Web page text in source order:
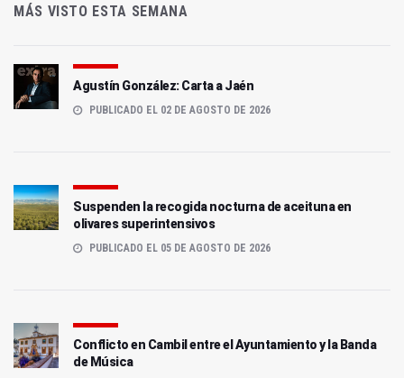
MÁS VISTO ESTA SEMANA
Agustín González: Carta a Jaén
PUBLICADO EL 02 DE AGOSTO DE 2026
Suspenden la recogida nocturna de aceituna en
olivares superintensivos
PUBLICADO EL 05 DE AGOSTO DE 2026
Conflicto en Cambil entre el Ayuntamiento y la Banda
de Música